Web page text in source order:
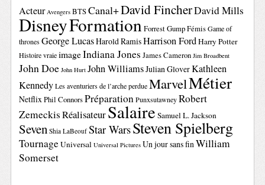
Acteur Avengers BTSCanal+David FincherDavid Mills
DisneyFormationForrest GumpFémis Game of
thrones George LucasHarold RamisHarrison FordHarry Potter
Histoire vraie imageIndiana Jones James Cameron Jim Broadbent
John Doe John Hurt John WilliamsJulian GloverKathleen
Kennedy Les aventuriers de l’arche perdue MarvelMétier
NetflixPhil ConnorsPréparation Punxsutawney Robert
ZemeckisRéalisateurSalaire Samuel L. Jackson
Seven Shia LaBeouf Star WarsSteven Spielberg
TournageUniversal Universal Pictures Un jour sans finWilliam
Somerset